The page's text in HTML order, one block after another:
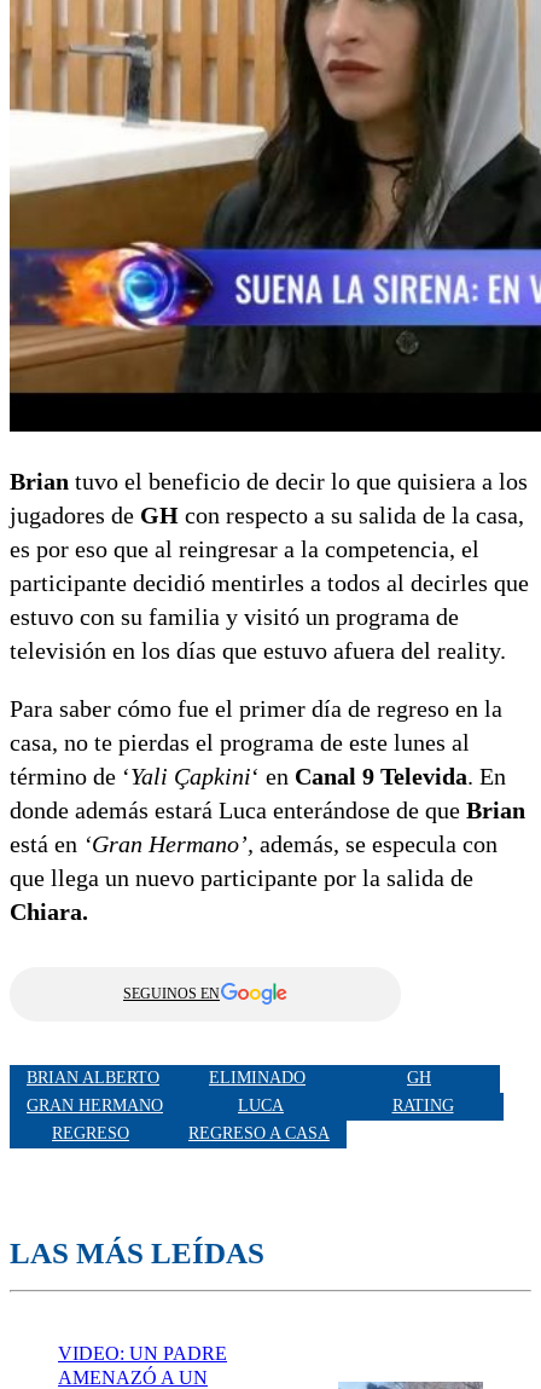
Brian tuvo el beneficio de decir lo que quisiera a los
jugadores de GH con respecto a su salida de la casa,
es por eso que al reingresar a la competencia, el
participante decidió mentirles a todos al decirles que
estuvo con su familia y visitó un programa de
televisión en los días que estuvo afuera del reality.
Para saber cómo fue el primer día de regreso en la
casa, no te pierdas el programa de este lunes al
término de ‘Yali Çapkini‘ en Canal 9 Televida. En
donde además estará Luca enterándose de que Brian
está en ‘Gran Hermano’, además, se especula con
que llega un nuevo participante por la salida de
Chiara.
SEGUINOS EN
BRIAN ALBERTO ELIMINADO
GH
GRAN HERMANO
LUCA
RATING
REGRESO
REGRESO A CASA
LAS MÁS LEÍDAS
VIDEO: UN PADRE
AMENAZÓ A UN